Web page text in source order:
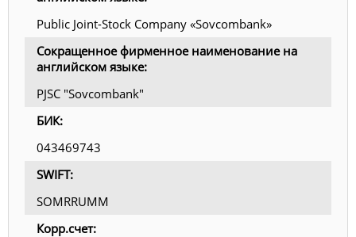
Public Joint-Stock Company «Sovcombank»
Сокращенное фирменное наименование на
английском языке:
PJSC "Sovcombank"
БИК:
043469743
SWIFT:
SOMRRUMM
Корр.счет: